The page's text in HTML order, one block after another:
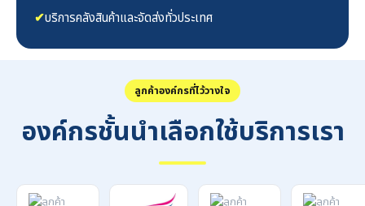
✔บริการคลังสินค้าและจัดส่งทั่วประเทศ
ลูกค้าองค์กรที่ไว้วางใจ
องค์กรชั้นนำเลือกใช้บริการเรา